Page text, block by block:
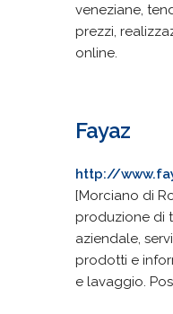
veneziane,
prezzi,
online.
Fayaz
http://
[Morciano di
produzione di
aziendale,
prodotti e
e lavaggio.